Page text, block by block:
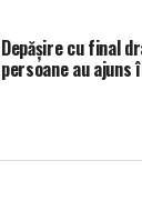
Depășire cu final
persoane au